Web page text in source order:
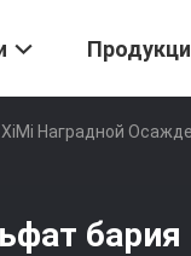
XiMi Наградной
бария